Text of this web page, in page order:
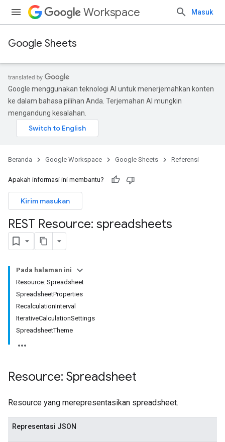
Workspace Masuk
Google Sheets
Google menggunakan teknologi AI untuk menerjemahkan konten
ke dalam bahasa pilihan Anda. Terjemahan AI mungkin
mengandung kesalahan.
Beranda Google Workspace Google Sheets Referensi
Apakah informasi ini membantu?
Kirim masukan
REST Resource: spreadsheets
Pada halaman ini
Resource: Spreadsheet
SpreadsheetProperties
RecalculationInterval
IterativeCalculationSettings
SpreadsheetTheme
Resource: Spreadsheet
Resource yang merepresentasikan spreadsheet.
Representasi JSON